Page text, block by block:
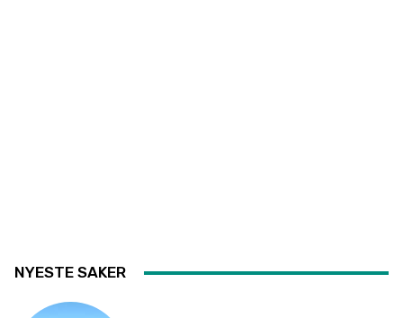
NYESTE SAKER